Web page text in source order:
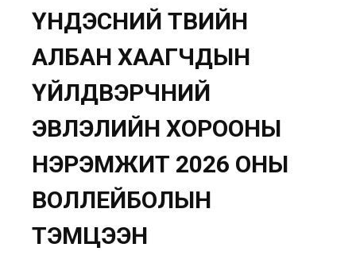
ҮНДЭСНИЙ ТӨВИЙН
АЛБАН ХААГЧДЫН
ҮЙЛДВЭРЧНИЙ
ЭВЛЭЛИЙН ХОРООНЫ
НЭРЭМЖИТ 2026 ОНЫ
ВОЛЛЕЙБОЛЫН
ТЭМЦЭЭН